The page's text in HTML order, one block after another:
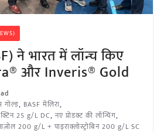
ने भारत में लॉन्च किए
और Inveris® Gold
गोल्ड, BASF मेलिरा,
25 g/L DC, नए प्रोडक्ट की लॉन्चिंग,
200 g/L + पाइराक्लोस्ट्रोबिन 200 g/L SC